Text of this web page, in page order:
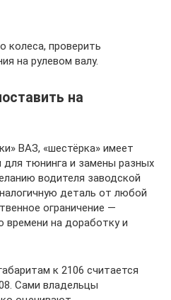
колеса, проверить
на рулевом валу.
на
ВАЗ, «шестёрка» имеет
тюнинга и замены разных
водителя заводской
деталь от любой
ограничение —
времени на доработку и
к 2106 считается
Сами владельцы